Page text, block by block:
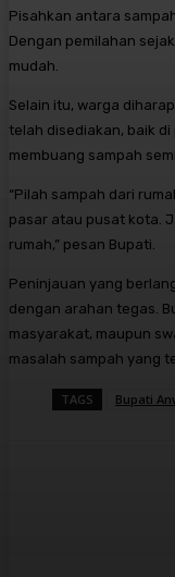
Pisahkan antara
Dengan pemilahan
mudah.
Selain itu, warga
telah disediakan, baik
membuang sampah
“Pilah sampah dari
pasar atau pusat kota.
rumah,” pesan Bupati.
Peninjauan yang
dengan arahan tegas.
masyarakat, maupun
masalah sampah yang
TAGS Bupati